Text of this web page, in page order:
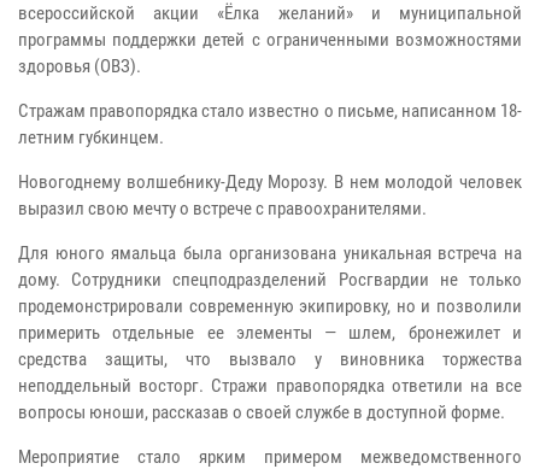
всероссийской акции «Ёлка желаний» и муниципальной
программы поддержки детей с ограниченными возможностями
здоровья (ОВЗ).
Стражам правопорядка стало известно о письме, написанном 18-
летним губкинцем.
Новогоднему волшебнику-Деду Морозу. В нем молодой человек
выразил свою мечту о встрече с правоохранителями.
Для юного ямальца была организована уникальная встреча на
дому. Сотрудники спецподразделений Росгвардии не только
продемонстрировали современную экипировку, но и позволили
примерить отдельные ее элементы — шлем, бронежилет и
средства защиты, что вызвало у виновника торжества
неподдельный восторг. Стражи правопорядка ответили на все
вопросы юноши, рассказав о своей службе в доступной форме.
Мероприятие стало ярким примером межведомственного